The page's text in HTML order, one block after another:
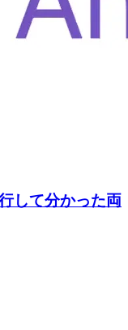
して分かった両